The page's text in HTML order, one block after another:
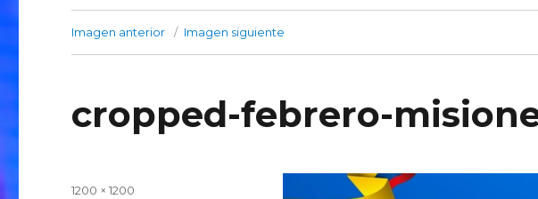
Imagen anterior Imagen siguiente
cropped-febrero-
Publicado
Tamaño
1200 × 1200